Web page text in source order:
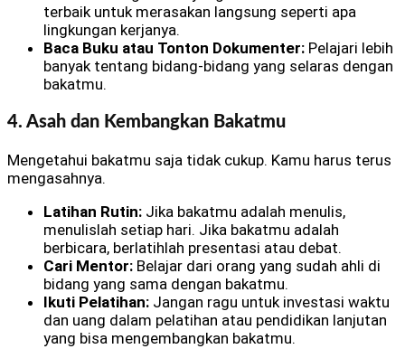
terbaik untuk merasakan langsung seperti apa
lingkungan kerjanya.
Baca Buku atau Tonton Dokumenter: Pelajari lebih
banyak tentang bidang-bidang yang selaras dengan
bakatmu.
4. Asah dan Kembangkan Bakatmu
Mengetahui bakatmu saja tidak cukup. Kamu harus terus
mengasahnya.
Latihan Rutin: Jika bakatmu adalah menulis,
menulislah setiap hari. Jika bakatmu adalah
berbicara, berlatihlah presentasi atau debat.
Cari Mentor: Belajar dari orang yang sudah ahli di
bidang yang sama dengan bakatmu.
Ikuti Pelatihan: Jangan ragu untuk investasi waktu
dan uang dalam pelatihan atau pendidikan lanjutan
yang bisa mengembangkan bakatmu.